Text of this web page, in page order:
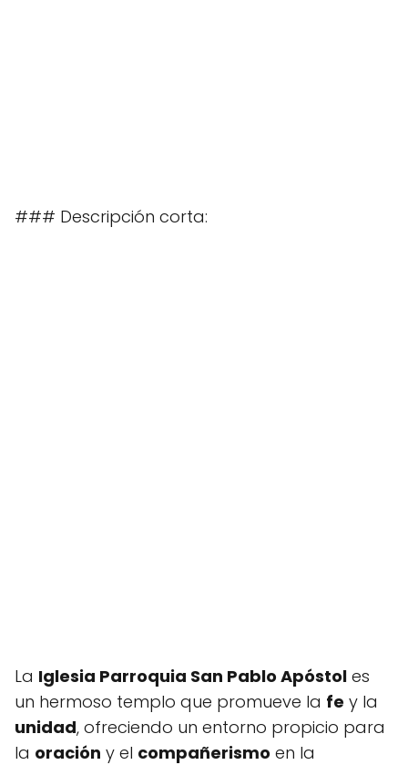
### Descripción corta:
La Iglesia Parroquia San Pablo Apóstol es
un hermoso templo que promueve la fe y la
unidad, ofreciendo un entorno propicio para
la oración y el compañerismo en la